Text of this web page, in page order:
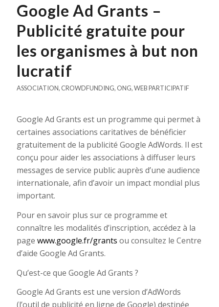
Google Ad Grants –
Publicité gratuite pour
les organismes à but non
lucratif
ASSOCIATION, CROWDFUNDING, ONG,WEB PARTICIPATIF
Google Ad Grants est un programme qui permet à
certaines associations caritatives de bénéficier
gratuitement de la publicité Google AdWords. Il est
conçu pour aider les associations à diffuser leurs
messages de service public auprès d’une audience
internationale, afin d’avoir un impact mondial plus
important.
Pour en savoir plus sur ce programme et
connaître les modalités d’inscription, accédez à la
page www.google.fr/grants ou consultez le Centre
d’aide Google Ad Grants.
Qu’est-ce que Google Ad Grants ?
Google Ad Grants est une version d’AdWords
(l’outil de publicité en ligne de Google) destinée